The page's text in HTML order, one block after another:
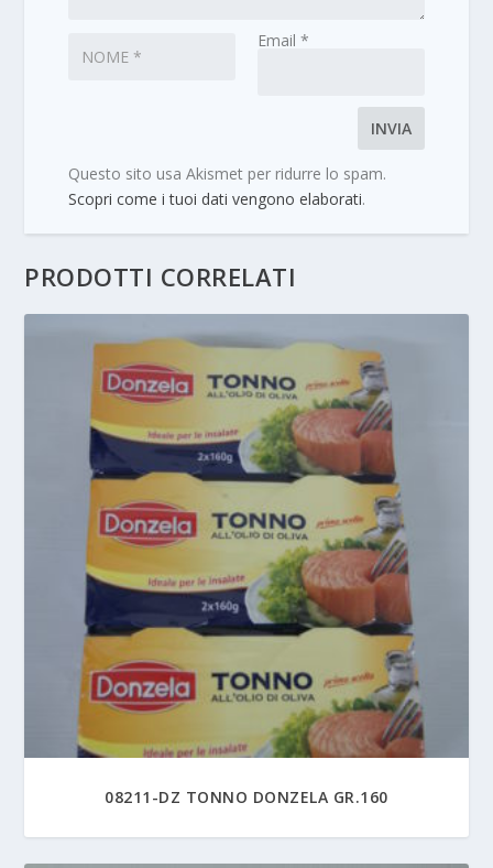
Email *
Questo sito usa Akismet per ridurre lo spam.
Scopri come i tuoi dati vengono elaborati.
PRODOTTI CORRELATI
08211-DZ TONNO DONZELA GR.160